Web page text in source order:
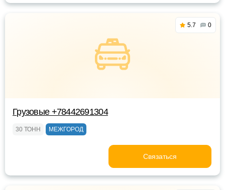
5.7 0
Грузовые +78442691304
30 ТОНН МЕЖГОРОД
Связаться